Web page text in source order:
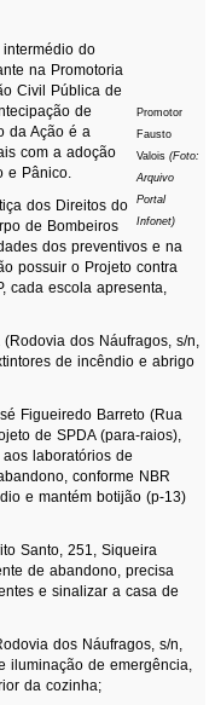
Promotor
Fausto
Valois (Foto:
Arquivo
Portal
Infonet)
do
na Promotoria
Civil Pública de
de
da Ação é a
com a adoção
e Pânico.
dos Direitos do
de Bombeiros
dos preventivos e na
possuir o Projeto contra
cada escola apresenta,
dos Náufragos, s/n,
de incêndio e abrigo
Figueiredo Barreto (Rua
de SPDA (para-raios),
laboratórios de
conforme NBR
e mantém botijão (p-13)
Santo, 251, Siqueira
de abandono, precisa
e sinalizar a casa de
dos Náufragos, s/n,
iluminação de emergência,
da cozinha;